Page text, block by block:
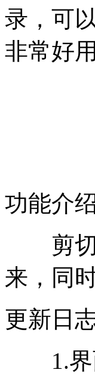
录，可
非常好用
功能介
剪切
来，同
更新日
1.界